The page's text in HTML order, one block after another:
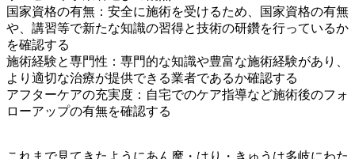
国家資格の有無：安全に施術を受けるため、国家資格の有無
や、講習等で新たな知識の習得と技術の研鑽を行っているか
を確認する
施術経験と専門性：専門的な知識や豊富な施術経験があり、
より適切な治療が提供できる業者であるか確認する
アフターケアの充実度：自宅でのケア指導など施術後のフォ
ローアップの有無を確認する
これまで見てきたようにあん摩・はり・きゅうは多岐にわた